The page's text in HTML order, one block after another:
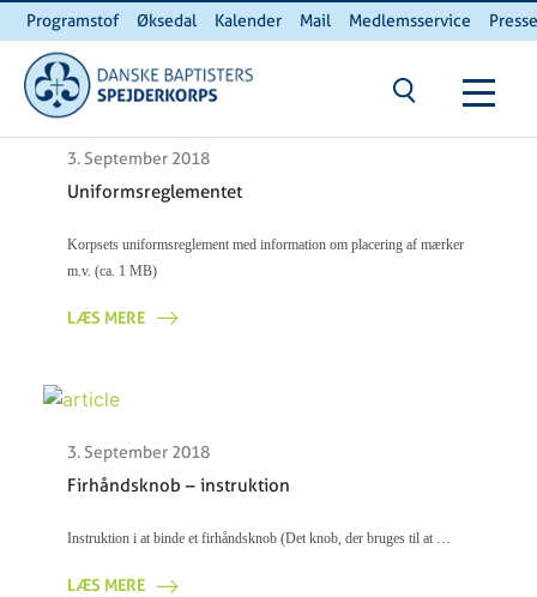
Programstof Øksedal Kalender Mail Medlemsservice
INTERNnet
3. September 2018
Uniformsreglementet
Korpsets uniformsreglement med information om placering af mærker
m.v. (ca. 1 MB)
LÆS MERE
3. September 2018
Firhåndsknob – instruktion
Instruktion i at binde et firhåndsknob (Det knob, der bruges til at …
LÆS MERE